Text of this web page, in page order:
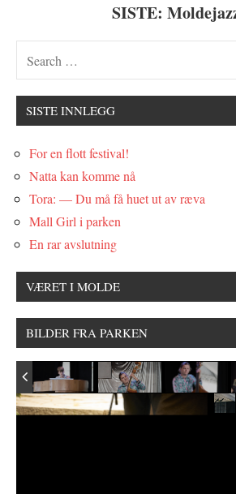
SISTE:
SISTE INNLEGG
For en flott festival!
Natta kan komme nå
Tora: — Du må få huet ut av ræva
Mall Girl i parken
En rar avslutning
VÆRET I MOLDE
BILDER FRA PARKEN